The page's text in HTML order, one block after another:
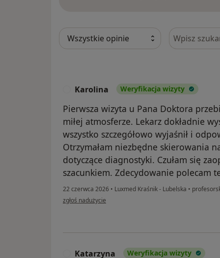
Szukaj w
Karolina Weryfikacja wizyty
Pierwsza wizyta u Pana Doktora
miłej atmosferze. Lekarz dokładnie
wszystko szczegółowo wyjaśnił i
Otrzymałam niezbędne skierowania
dotyczące diagnostyki. Czułam się
szacunkiem. Zdecydowanie polecam
22 czerwca 2026 • Luxmed Kraśnik - Lubelska •
w opinii użytkownika Karolina
zgłoś nadużycie
Katarzyna Weryfikacja wizyty